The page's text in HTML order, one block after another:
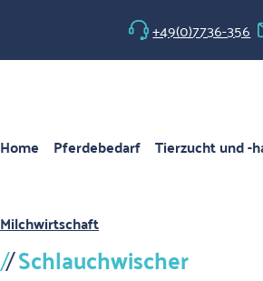
Hauptinhalt springen
Zur Hauptnavigation springen+49(0)7736-356
Home Pferdebedarf Tierzucht und -
Milchwirtschaft
Schlauchwischer